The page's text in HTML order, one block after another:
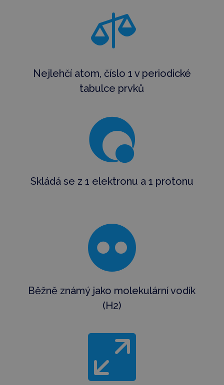

Nejlehčí atom, číslo 1 v periodické
tabulce prvků

Skládá se z 1 elektronu a 1 protonu

Běžně známý jako molekulární vodík
(H2)
